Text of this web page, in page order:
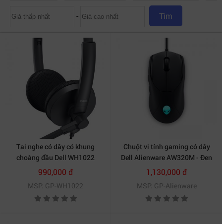
- Tìm
Tai nghe có dây có khung
choàng đầu Dell WH1022
990,000 đ
MSP: GP-WH1022
Chuột vi tính gaming có dây
Dell Alienware AW320M - Đen
1,130,000 đ
MSP: GP-Alienware